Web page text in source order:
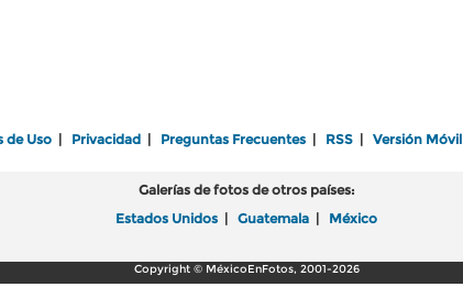
de Uso Privacidad Preguntas Frecuentes RSS Versión Móvil
Galerías de fotos de otros países:
Estados Unidos
Guatemala México
Copyright © MéxicoEnFotos, 2001-2026